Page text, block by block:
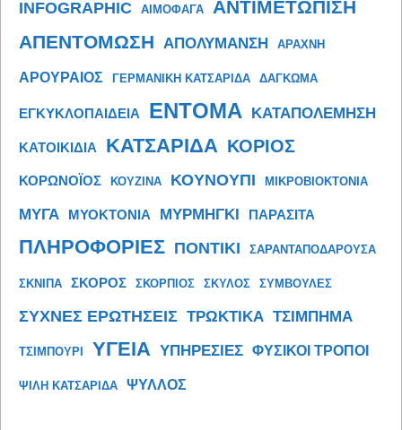
INFOGRAPHIC ΑΙΜΟΦΑΓΑ
ΑΝΤΙΜΕΤΩΠΙΣΗ
ΑΠΕΝΤΟΜΩΣΗ
ΑΠΟΛΥΜΑΝΣΗ ΑΡΑΧΝΗ
ΑΡΟΥΡΑΙΟΣ ΓΕΡΜΑΝΙΚΗ ΚΑΤΣΑΡΙΔΑ ΔΑΓΚΩΜΑ
ΕΓΚΥΚΛΟΠΑΙΔΕΙΑ ΕΝΤΟΜΑ ΚΑΤΑΠΟΛΕΜΗΣΗ
ΚΑΤΟΙΚΙΔΙΑ ΚΑΤΣΑΡΙΔΑ ΚΟΡΙΟΣ
ΚΟΡΩΝΟΪΟΣ ΚΟΥΖΙΝΑ ΚΟΥΝΟΥΠΙ ΜΙΚΡΟΒΙΟΚΤΟΝΙΑ
ΜΥΓΑ ΜΥΟΚΤΟΝΙΑ ΜΥΡΜΗΓΚΙ ΠΑΡΑΣΙΤΑ
ΠΛΗΡΟΦΟΡΙΕΣ ΠΟΝΤΙΚΙ ΣΑΡΑΝΤΑΠΟΔΑΡΟΥΣΑ
ΣΚΝΙΠΑ ΣΚΟΡΟΣ ΣΚΟΡΠΙΟΣ ΣΚΥΛΟΣ ΣΥΜΒΟΥΛΕΣ
ΣΥΧΝΕΣ ΕΡΩΤΗΣΕΙΣ ΤΡΩΚΤΙΚΑ ΤΣΙΜΠΗΜΑ
ΤΣΙΜΠΟΥΡΙ ΥΓΕΙΑ ΥΠΗΡΕΣΙΕΣ ΦΥΣΙΚΟΙ ΤΡΟΠΟΙ
ΨΙΛΗ ΚΑΤΣΑΡΙΔΑ ΨΥΛΛΟΣ